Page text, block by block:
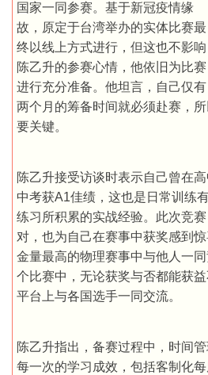
国家一同参赛。基于新冠疫情缘
故，原定于台湾举办的实体比赛最
终以线上方式进行，但这也不影响
陈乙升的参赛心情，他依旧为比赛
进行充分准备。他坦言，自己仅有
两个月的筹备时间就必须赴赛，
要关键。
陈乙升接受访谈时表示自己曾在
中考获A1佳绩，这也是日常训练
练习所积累的实战经验。此次竞
对，也为自己在赛事中获奖感到
金量最高的物理赛事中与他人一
个比赛中，无论获奖与否都能获
平台上与各国选手一同交流。
陈乙升指出，备赛过程中，时间
每一次的学习成效，包括客制化